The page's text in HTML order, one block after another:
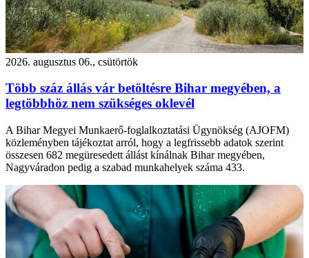
2026. augusztus 06., csütörtök
Több száz állás vár betöltésre Bihar megyében, a
legtöbbhöz nem szükséges oklevél
A Bihar Megyei Munkaerő-foglalkoztatási Ügynökség (AJOFM)
közleményben tájékoztat arról, hogy a legfrissebb adatok szerint
összesen 682 megüresedett állást kínálnak Bihar megyében,
Nagyváradon pedig a szabad munkahelyek száma 433.